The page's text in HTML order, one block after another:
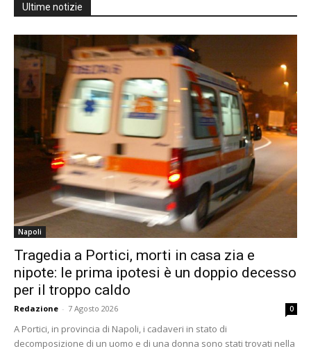
Ultime notizie
Napoli
Tragedia a Portici, morti in casa zia e
nipote: le prima ipotesi è un doppio decesso
per il troppo caldo
Redazione - 7 Agosto 2026 0
A Portici, in provincia di Napoli, i cadaveri in stato di
decomposizione di un uomo e di una donna sono stati trovati nella